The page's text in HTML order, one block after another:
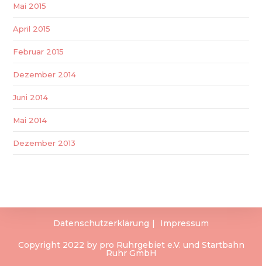
Mai 2015
April 2015
Februar 2015
Dezember 2014
Juni 2014
Mai 2014
Dezember 2013
Datenschutzerklärung Impressum
Copyright 2022 by pro Ruhrgebiet e.V. und Startbahn
Ruhr GmbH